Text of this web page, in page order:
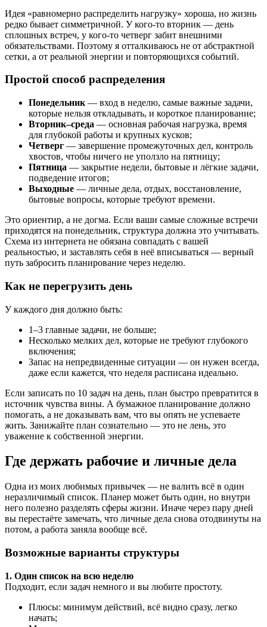
Идея «равномерно распределить нагрузку» хороша, но жизнь
редко бывает симметричной. У кого-то вторник — день
сплошных встреч, у кого-то четверг забит внешними
обязательствами. Поэтому я отталкиваюсь не от абстрактной
сетки, а от реальной энергии и повторяющихся событий.
Простой способ распределения
Понедельник — вход в неделю, самые важные задачи,
которые нельзя откладывать, и короткое планирование;
Вторник–среда — основная рабочая нагрузка, время
для глубокой работы и крупных кусков;
Четверг — завершение промежуточных дел, контроль
хвостов, чтобы ничего не уползло на пятницу;
Пятница — закрытие недели, бытовые и лёгкие задачи,
подведение итогов;
Выходные — личные дела, отдых, восстановление,
бытовые вопросы, которые требуют времени.
Это ориентир, а не догма. Если ваши самые сложные встречи
приходятся на понедельник, структура должна это учитывать.
Схема из интернета не обязана совпадать с вашей
реальностью, и заставлять себя в неё вписываться — верный
путь забросить планирование через неделю.
Как не перегрузить день
У каждого дня должно быть:
1–3 главные задачи, не больше;
Несколько мелких дел, которые не требуют глубокого
включения;
Запас на непредвиденные ситуации — он нужен всегда,
даже если кажется, что неделя расписана идеально.
Если записать по 10 задач на день, план быстро превратится в
источник чувства вины. А бумажное планирование должно
помогать, а не доказывать вам, что вы опять не успеваете
жить. Занижайте план сознательно — это не лень, это
уважение к собственной энергии.
Где держать рабочие и личные дела
Одна из моих любимых привычек — не валить всё в один
неразличимый список. Планер может быть один, но внутри
него полезно разделять сферы жизни. Иначе через пару дней
вы перестаёте замечать, что личные дела снова отодвинуты на
потом, а работа заняла вообще всё.
Возможные варианты структуры
1. Один список на всю неделю
Подходит, если задач немного и вы любите простоту.
Плюсы: минимум действий, всё видно сразу, легко
начать;